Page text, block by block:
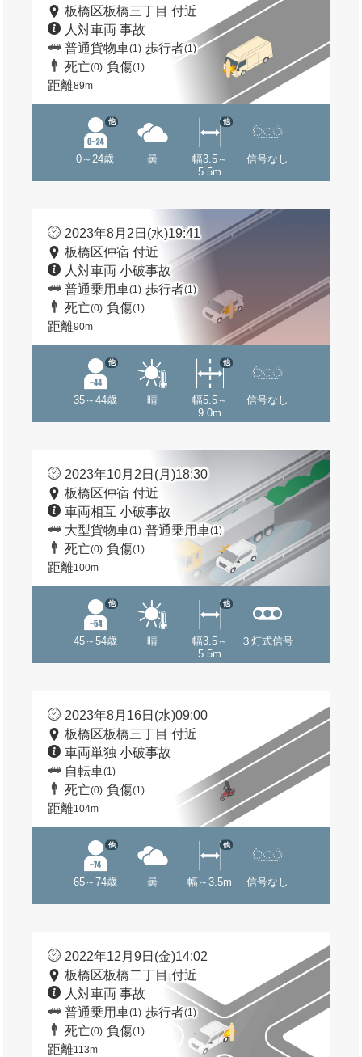
板橋区板橋三丁目 付近
人対車両 事故
普通貨物車(1) 歩行者(1)
死亡(0) 負傷(1)
距離89m
0～24歳
他
曇
幅3.5～
5.5m
他
信号なし
2023年8月2日(水)19:41
板橋区仲宿 付近
人対車両 小破事故
普通乗用車(1) 歩行者(1)
死亡(0) 負傷(1)
距離90m
35～44歳
他
晴
幅5.5～
9.0m
他
信号なし
2023年10月2日(月)18:30
板橋区仲宿 付近
車両相互 小破事故
大型貨物車(1) 普通乗用車(1)
死亡(0) 負傷(1)
距離100m
45～54歳
他
晴
幅3.5～
5.5m
他
３灯式信号
2023年8月16日(水)09:00
板橋区板橋三丁目 付近
車両単独 小破事故
自転車(1)
死亡(0) 負傷(1)
距離104m
65～74歳
他
曇 幅～3.5m
他
信号なし
2022年12月9日(金)14:02
板橋区板橋二丁目 付近
人対車両 事故
普通乗用車(1) 歩行者(1)
死亡(0) 負傷(1)
距離113m